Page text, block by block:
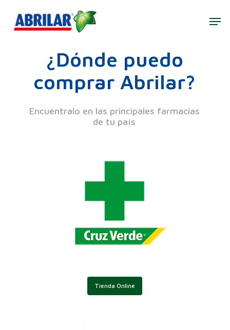
main
¿Dónde puedo
comprar Abrilar?
Encuéntralo en las principales farmacias
de tu país
Tienda Online